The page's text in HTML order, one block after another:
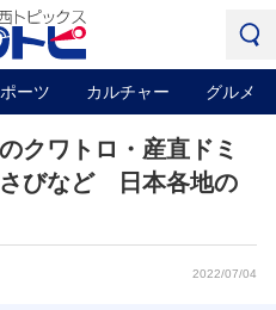
ーツ カルチャー グルメ
クワトロ・産直ドミ
びなど 日本各地の
2022/07/04